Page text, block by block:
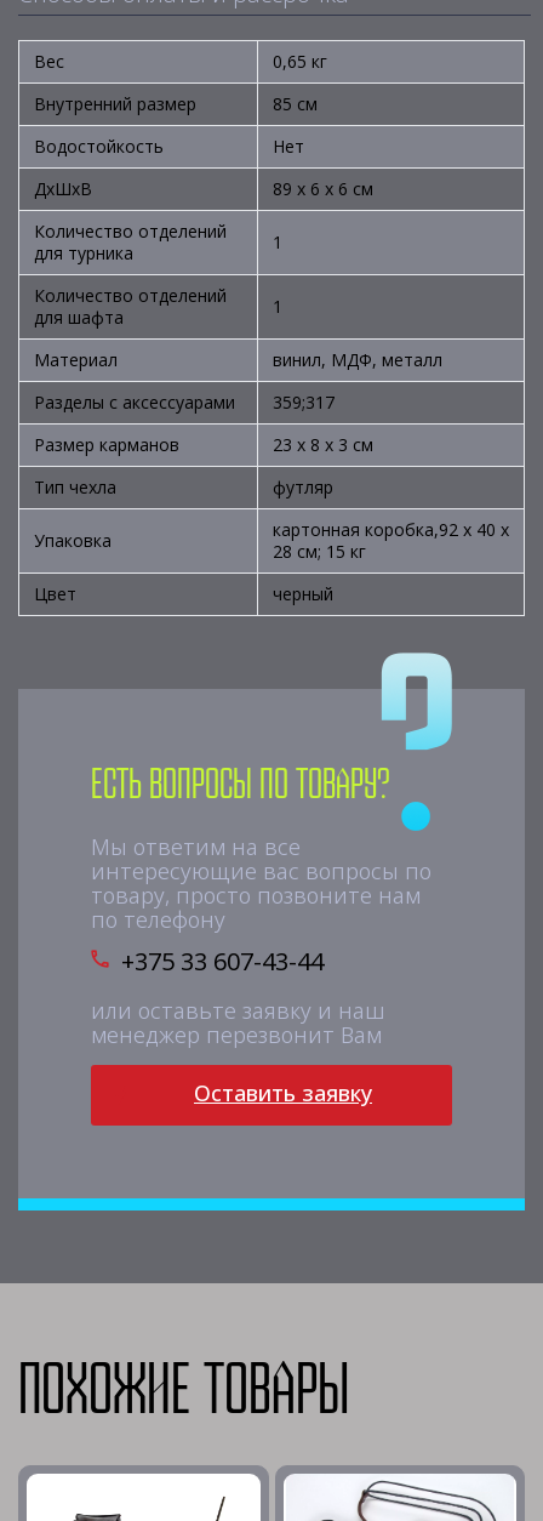
Вес
0,65 кг
Внутренний размер
85 см
Водостойкость
Нет
ДхШхВ
89 х 6 х 6 см
Количество отделений
для турника
1
Количество отделений
для шафта
1
Материал
винил, МДФ, металл
Разделы с аксессуарами
359;317
Размер карманов
23 х 8 х 3 см
Тип чехла
футляр
Упаковка
картонная коробка,92 х 40 х
28 см; 15 кг
Цвет
черный
Есть вопросы по товару?
Мы ответим на все
интересующие вас вопросы по
товару, просто позвоните нам
по телефону
+375 33 607-43-44
или оставьте заявку и наш
менеджер перезвонит Вам
Оставить заявку
Похожие товары